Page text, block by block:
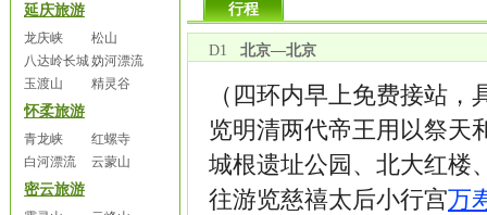
延庆旅游
龙庆峡
松山
八达岭长城妫河漂流
玉渡山
精灵谷
怀柔旅游
青龙峡
红螺寺
白河漂流
云蒙山
密云旅游
行程
D1 北京—北京
（四环内早上免费接站
览明清两代帝王用以祭
城根遗址公园、北大红楼
往游览慈禧太后小行宫万